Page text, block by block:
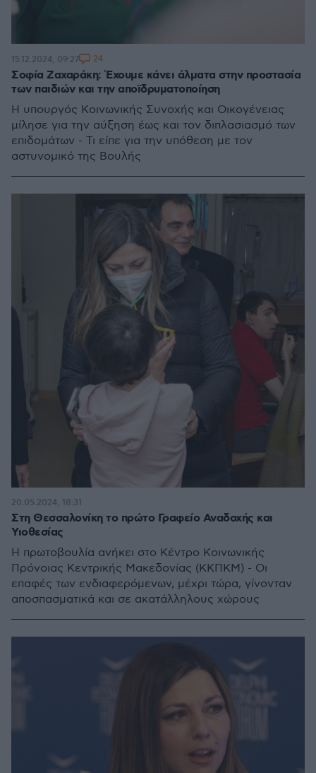
Σοφία Ζαχαράκη: Έχουμε κάνει άλματα στην προστασία
των παιδιών και την αποϊδρυματοποίηση
Η υπουργός Κοινωνικής Συνοχής και Οικογένειας
μίλησε για την αύξηση έως και τον διπλασιασμό των
επιδομάτων - Τι είπε για την υπόθεση με τον
αστυνομικό της Βουλής
15.12.2024, 09:27 24
Στη Θεσσαλονίκη το πρώτο Γραφείο Αναδοχής και
Υιοθεσίας
Η πρωτοβουλία ανήκει στο Κέντρο Κοινωνικής
Πρόνοιας Κεντρικής Μακεδονίας (ΚΚΠΚΜ) - Οι
επαφές των ενδιαφερόμενων, μέχρι τώρα, γίνονταν
αποσπασματικά και σε ακατάλληλους χώρους
20.05.2024, 18:31